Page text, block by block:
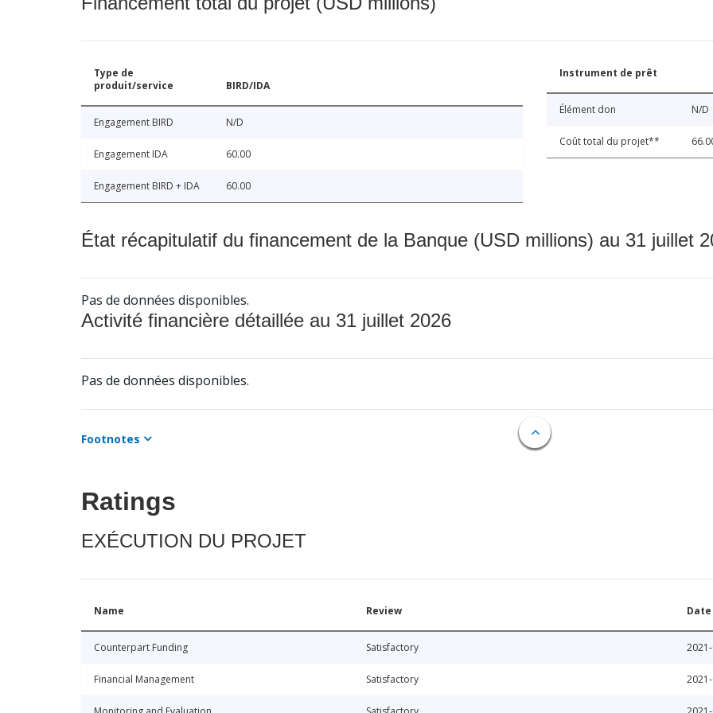
Type de
produit/service
BIRD/IDA
Engagement BIRD N/D
Engagement IDA 60.00
Engagement BIRD + IDA 60.00
Instrument de prêt
Élément don N/D
Coût total du projet**
État récapitulatif du financement de la Banque (USD millions) au 31 juillet
Pas de données disponibles.
Activité financière détaillée au 31 juillet 2026
Pas de données disponibles.
Footnotes
Ratings
EXÉCUTION DU PROJET
Name Review Date
Counterpart Funding Satisfactory
Financial Management Satisfactory